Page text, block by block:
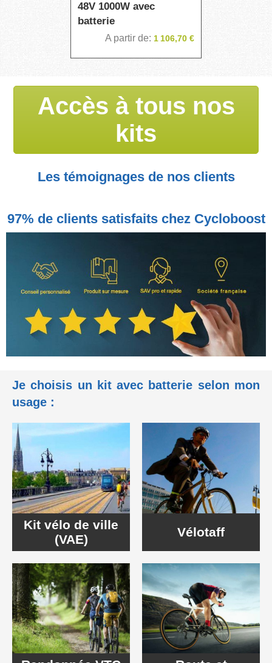
48V 1000W avec
batterie
A partir de 1 106,70 €
Accès à tous nos
kits
Les témoignages de nos clients
97% de clients satisfaits chez Cycloboost
Je choisis un kit avec batterie selon mon
usage :
Kit vélo de ville
(VAE)
Vélotaff